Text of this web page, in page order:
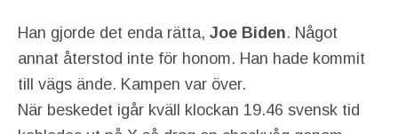
Han gjorde det enda rätta, Joe Biden. Något
annat återstod inte för honom. Han hade kommit
till vägs ände. Kampen var över.
När beskedet igår kväll klockan 19.46 svensk tid